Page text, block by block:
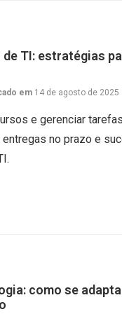
TI: estratégias
em 14 de agosto de 2025
e gerenciar tarefas
no prazo e
como se